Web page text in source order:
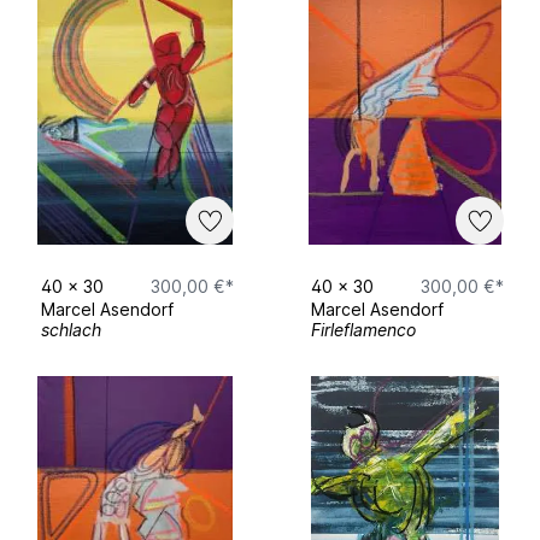
Deutschlandstipendium 2024/2025
Förderpreis der Weser-Elbe Stiftung 2024
40 x 30
300,00 €*
Marcel Asendorf
schlach
40 x 30
300,00 €*
Marcel Asendorf
Firleflamenco